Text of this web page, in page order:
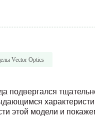
Vector Optics
подвергался
этой модели и